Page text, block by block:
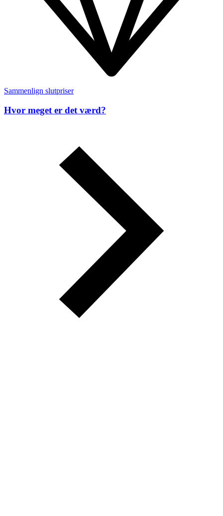
Sammenlign slutpriser
Hvor meget er det værd?